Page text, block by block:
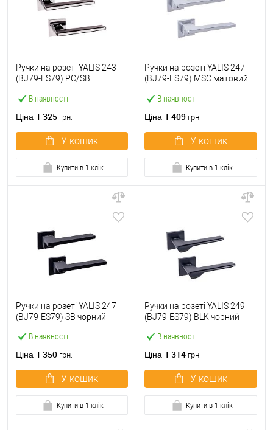
В наявності
Ручки на розеті YALIS 243
(BJ79-ES79) PC/SB
Ціна 1 325 грн.
У кошик
Купити в 1 клік
В наявності
Ручки на розеті YALIS 247
(BJ79-ES79) MSC матовий
Ціна 1 409 грн.
У кошик
Купити в 1 клік
В наявності
Ручки на розеті YALIS 247
(BJ79-ES79) SB чорний
Ціна 1 350 грн.
У кошик
Купити в 1 клік
В наявності
Ручки на розеті YALIS 249
(BJ79-ES79) BLK чорний
Ціна 1 314 грн.
У кошик
Купити в 1 клік